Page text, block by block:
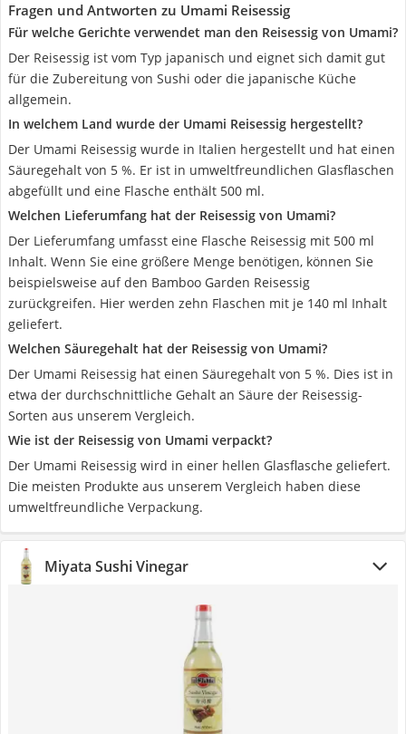
Fragen und Antworten zu Umami Reisessig
Für welche Gerichte verwendet man den Reisessig von Umami?
Der Reisessig ist vom Typ japanisch und eignet sich damit gut
für die Zubereitung von Sushi oder die japanische Küche
allgemein.
In welchem Land wurde der Umami Reisessig hergestellt?
Der Umami Reisessig wurde in Italien hergestellt und hat einen
Säuregehalt von 5 %. Er ist in umweltfreundlichen Glasflaschen
abgefüllt und eine Flasche enthält 500 ml.
Welchen Lieferumfang hat der Reisessig von Umami?
Der Lieferumfang umfasst eine Flasche Reisessig mit 500 ml
Inhalt. Wenn Sie eine größere Menge benötigen, können Sie
beispielsweise auf den Bamboo Garden Reisessig
zurückgreifen. Hier werden zehn Flaschen mit je 140 ml Inhalt
geliefert.
Welchen Säuregehalt hat der Reisessig von Umami?
Der Umami Reisessig hat einen Säuregehalt von 5 %. Dies ist in
etwa der durchschnittliche Gehalt an Säure der Reisessig-
Sorten aus unserem Vergleich.
Wie ist der Reisessig von Umami verpackt?
Der Umami Reisessig wird in einer hellen Glasflasche geliefert.
Die meisten Produkte aus unserem Vergleich haben diese
umweltfreundliche Verpackung.
Miyata Sushi Vinegar